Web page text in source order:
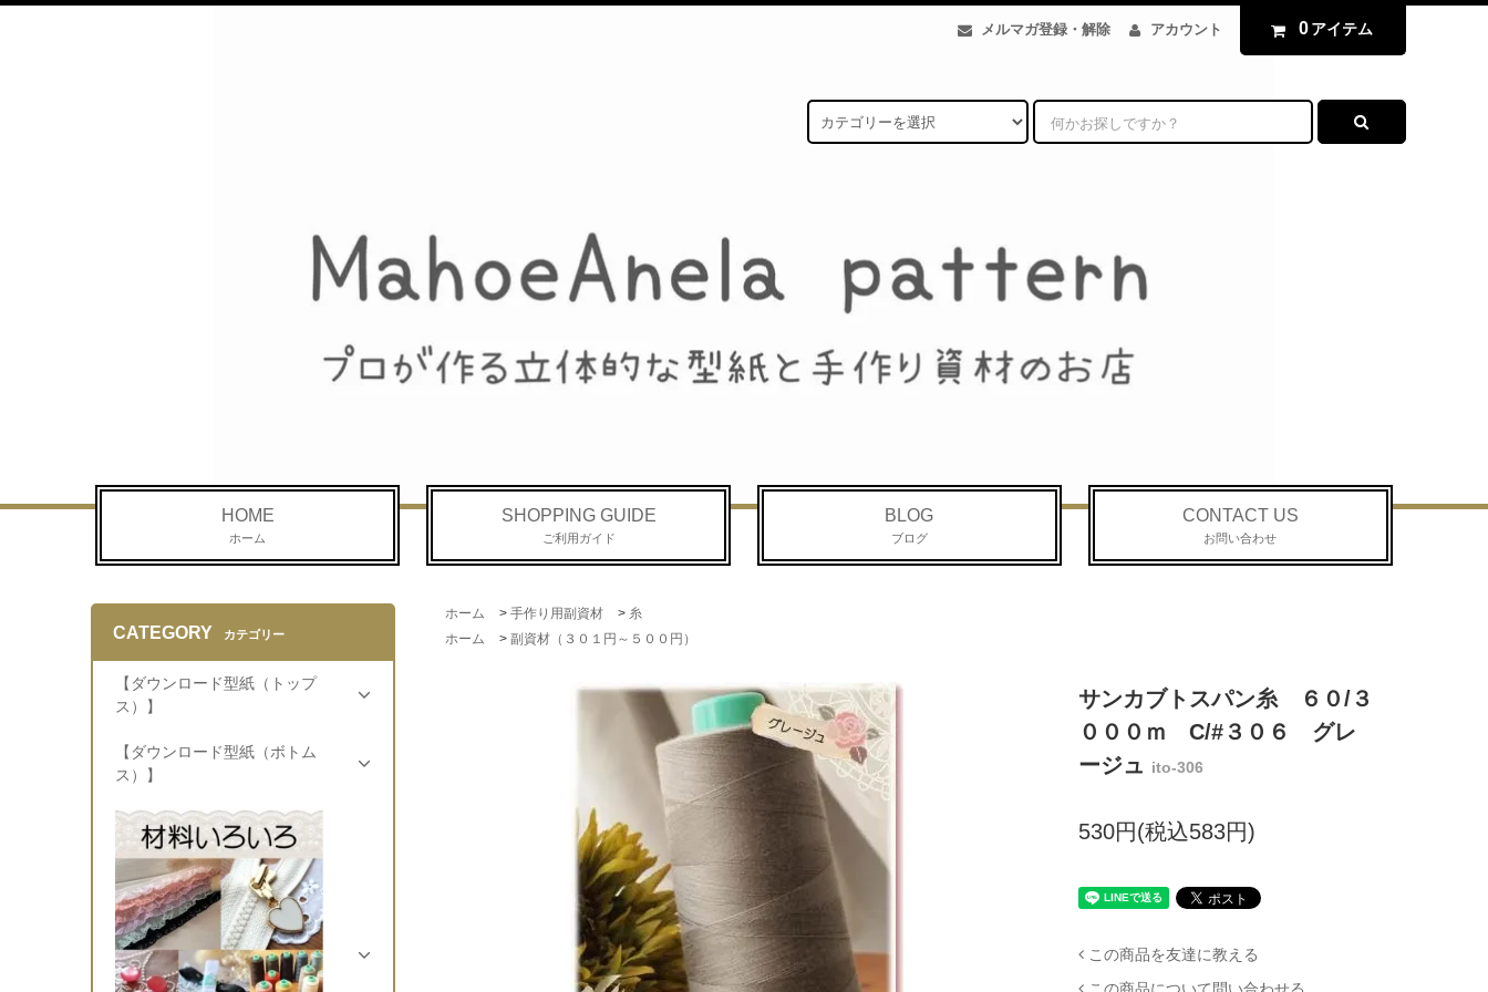
メルマガ登録・解除 アカウント 0 アイテム
HOME
ホーム
SHOPPING GUIDE
ご利用ガイド
BLOG
ブログ
CONTACT US
お問い合わせ
ホーム > 手作り用副資材 > 糸
ホーム
> 副資材（３０１円～５００円）
サンカブトスパン糸 ６０/３
０００ｍ C/#３０６ グレ
ージュ ito-306
530円(税込583円)
この商品を友達に教える
CATEGORY カテゴリー
【ダウンロード型紙（トップ
ス）】
【ダウンロード型紙（ボトム
ス）】